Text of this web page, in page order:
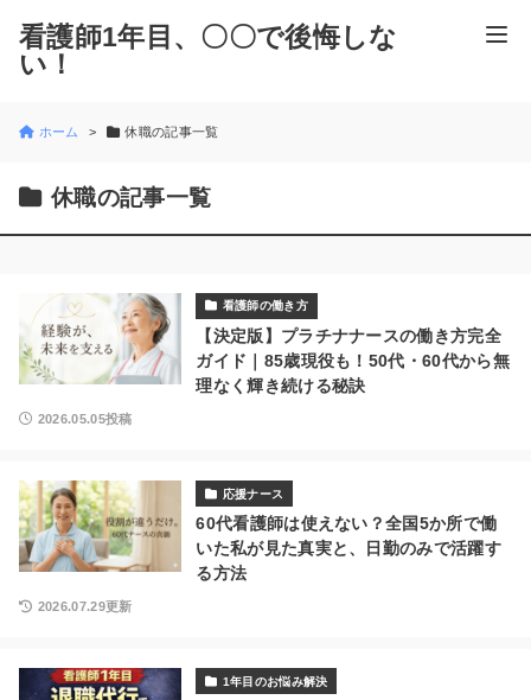
看護師1年目、〇〇で後悔しな
い！
ホーム 休職の記事一覧
休職の記事一覧
看護師の働き方
【決定版】プラチナナースの働き方完全
ガイド｜85歳現役も！50代・60代から無
理なく輝き続ける秘訣
2026.05.05投稿
応援ナース
60代看護師は使えない？全国5か所で働
いた私が見た真実と、日勤のみで活躍す
る方法
2026.07.29更新
1年目のお悩み解決